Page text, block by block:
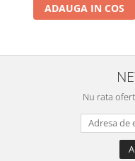
ADAUGA IN COS
Nu rata